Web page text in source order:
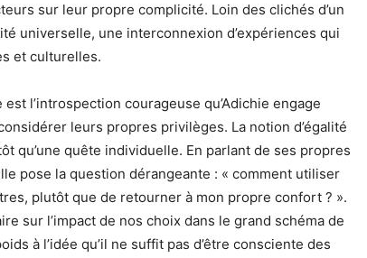
sur leur propre complicité. Loin des clichés d’un
universelle, une interconnexion d’expériences qui
et culturelles.
l’introspection courageuse qu’Adichie engage
leurs propres privilèges. La notion d’égalité
qu’une quête individuelle. En parlant de ses propres
pose la question dérangeante : « comment utiliser
plutôt que de retourner à mon propre confort ? ».
sur l’impact de nos choix dans le grand schéma de
à l’idée qu’il ne suffit pas d’être consciente des